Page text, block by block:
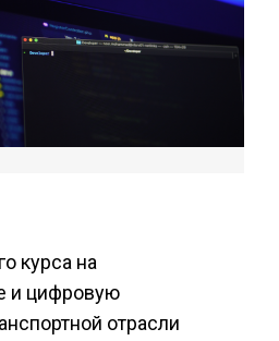
курса на
и цифровую
отрасли